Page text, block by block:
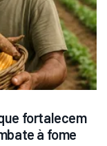
fortalecem
à fome